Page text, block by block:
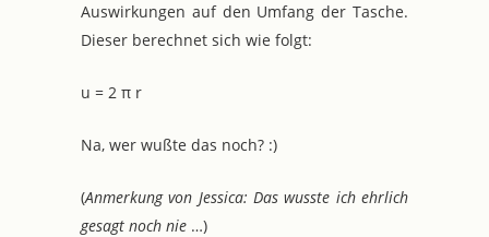
Auswirkungen auf den Umfang der Tasche.
Dieser berechnet sich wie folgt:
u = 2 π r
Na, wer wußte das noch? :)
(Anmerkung von Jessica: Das wusste ich ehrlich
gesagt noch nie …)